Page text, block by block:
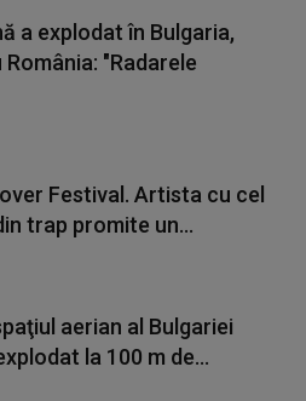
a explodat în Bulgaria,
"Radarele
Festival. Artista cu cel
trap promite un...
aerian al Bulgariei
la 100 m de...